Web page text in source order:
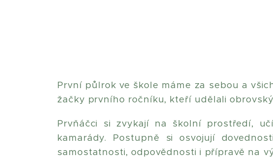
První půlrok ve škole máme za sebou a
žačky prvního ročníku, kteří udělali
Prvňáčci si zvykají na školní prostředí,
kamarády. Postupně si osvojují
samostatnosti, odpovědnosti i přípravě na